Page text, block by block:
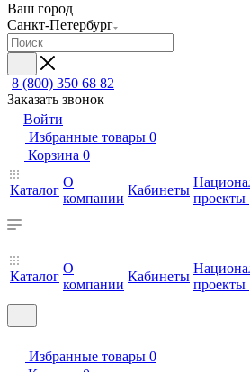
Ваш город
Санкт-Петербург
8 (800) 350 68 82
Заказать звонок
Войти
Избранные товары 0
Корзина 0
Каталог
О
компании
Кабинеты
проекты
Каталог
О
компании
Кабинеты
проекты
Избранные товары 0